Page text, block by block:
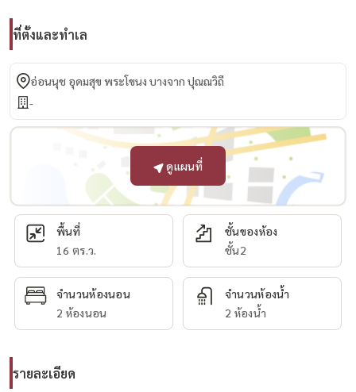
ที่ตั้งและทำเล
อ่อนนุช อุดมสุข พระโขนง บางจาก ปุณณวิถี
-
ดูแผนที่
พื้นที่
16 ตร.ว.
ชั้นของห้อง
ชั้น2
จำนวนห้องนอน
2 ห้องนอน
จำนวนห้องน้ำ
2 ห้องน้ำ
รายละเอียด